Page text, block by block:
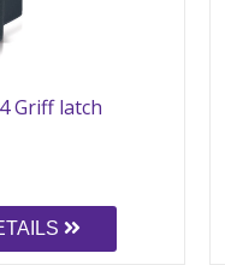
Griff latch